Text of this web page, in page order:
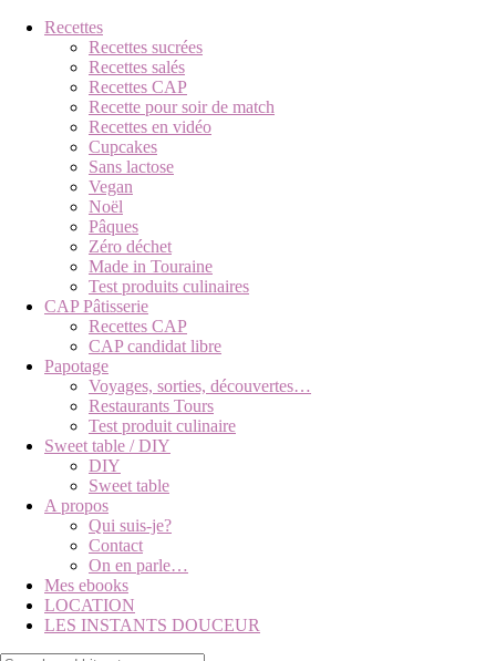
Recettes
Recettes sucrées
Recettes salés
Recettes CAP
Recette pour soir de match
Recettes en vidéo
Cupcakes
Sans lactose
Vegan
Noël
Pâques
Zéro déchet
Made in Touraine
Test produits culinaires
CAP Pâtisserie
Recettes CAP
CAP candidat libre
Papotage
Voyages, sorties, découvertes…
Restaurants Tours
Test produit culinaire
Sweet table / DIY
DIY
Sweet table
A propos
Qui suis-je?
Contact
On en parle…
Mes ebooks
LOCATION
LES INSTANTS DOUCEUR